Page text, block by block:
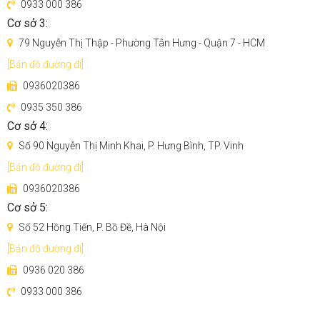
có thể nhận ra các mối nguy hiểm và phản ứng khác nhau dựa
trên những gì nó nhìn thấy. Nó có thể đến gần và va chạm vào
giầy, dép nhưng tránh xa chất thải vật nuôi
3. Tạo bản đồ, giả lập ngôi nhà giúp làm việc chính xác và
trực quan hơn
Bạn có thể tạo lại ngôi nhà cùng với tất cả các đồ nội thất và
các loại sàn nhà của bạn ngay trong ứng dụng Roborock. Bạn
có thể xem ngôi nhà của mình bằng bản đồ 3D hoặc điều
hướng xung quanh nó bằng kỹ thuật số với bản đồ ma trận
0933 000 386
Cơ sở 3:
79 Nguyễn Thị Thập - Phường Tân Hưng - Quận 7 - HCM
[Bản đồ đường đi]
0936020386
0935 350 386
Cơ sở 4:
Số 90 Nguyễn Thị Minh Khai, P. Hưng Bình, TP. Vinh
[Bản đồ đường đi]
0936020386
Cơ sở 5:
Số 52 Hồng Tiến, P. Bồ Đề, Hà Nội
[Bản đồ đường đi]
0936 020 386
0933 000 386